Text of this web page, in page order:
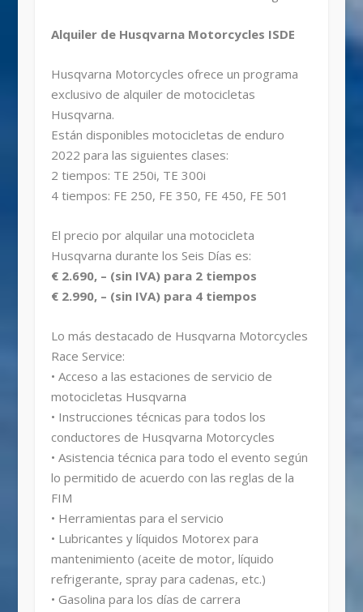
Alquiler de Husqvarna Motorcycles ISDE
Husqvarna Motorcycles ofrece un programa
exclusivo de alquiler de motocicletas
Husqvarna.
Están disponibles motocicletas de enduro
2022 para las siguientes clases:
2 tiempos: TE 250i, TE 300i
4 tiempos: FE 250, FE 350, FE 450, FE 501
El precio por alquilar una motocicleta
Husqvarna durante los Seis Días es:
€ 2.690, – (sin IVA) para 2 tiempos
€ 2.990, – (sin IVA) para 4 tiempos
Lo más destacado de Husqvarna Motorcycles
Race Service:
• Acceso a las estaciones de servicio de
motocicletas Husqvarna
• Instrucciones técnicas para todos los
conductores de Husqvarna Motorcycles
• Asistencia técnica para todo el evento según
lo permitido de acuerdo con las reglas de la
FIM
• Herramientas para el servicio
• Lubricantes y líquidos Motorex para
mantenimiento (aceite de motor, líquido
refrigerante, spray para cadenas, etc.)
• Gasolina para los días de carrera